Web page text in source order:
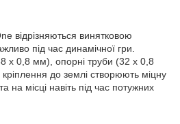
відрізняються винятковою
під час динамічної гри.
x 0,8 мм), опорні труби (32 x 0,8
до землі створюють міцну
на місці навіть під час потужних